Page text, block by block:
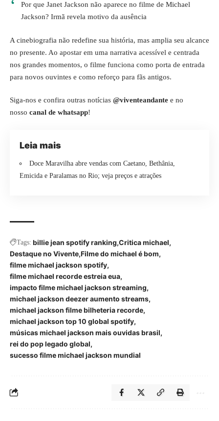
Por que Janet Jackson não aparece no filme de Michael
Jackson? Irmã revela motivo da ausência
A cinebiografia não redefine sua história, mas amplia seu alcance
no presente. Ao apostar em uma narrativa acessível e centrada
nos grandes momentos, o filme funciona como porta de entrada
para novos ouvintes e como reforço para fãs antigos.
Siga-nos e confira outras notícias @viventeandante e no
nosso canal de whatsapp!
Leia mais
Doce Maravilha abre vendas com Caetano, Bethânia,
Emicida e Paralamas no Rio; veja preços e atrações
Tags: billie jean spotify ranking Critica michael
Destaque no Vivente Filme do michael é bom
filme michael jackson spotify
filme michael recorde estreia eua
impacto filme michael jackson streaming
michael jackson deezer aumento streams
michael jackson filme bilheteria recorde
michael jackson top 10 global spotify
músicas michael jackson mais ouvidas brasil
rei do pop legado global
sucesso filme michael jackson mundial